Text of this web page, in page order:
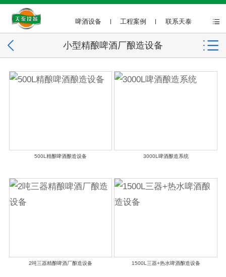
啤酒设备 工程案例 联系天泰
小型精酿啤酒厂酿造设备
500L精酿啤酒酿造设备 3000L啤酒酿造系统
2吨三器精酿啤酒厂酿造设备 1500L三器+热水啤酒酿造设备